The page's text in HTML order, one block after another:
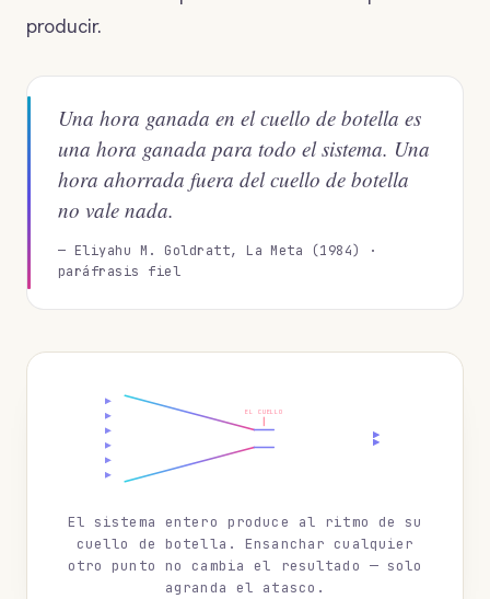
producir.
Una hora ganada en el cuello de botella es
una hora ganada para todo el sistema. Una
hora ahorrada fuera del cuello de botella
no vale nada.
— Eliyahu M. Goldratt, La Meta (1984) ·
paráfrasis fiel
EL CUELLO
El sistema entero produce al ritmo de su
cuello de botella. Ensanchar cualquier
otro punto no cambia el resultado — solo
agranda el atasco.